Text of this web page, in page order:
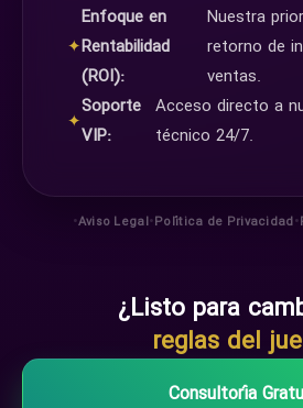
✦
Enfoque en
Rentabilidad
(ROI):
Nuestra
retorno de
ventas.
✦
Soporte
VIP:
Acceso directo a
técnico 24/7.
•Aviso Legal•Política de Privacidad•
¿Listo para
reglas del
Consultoría